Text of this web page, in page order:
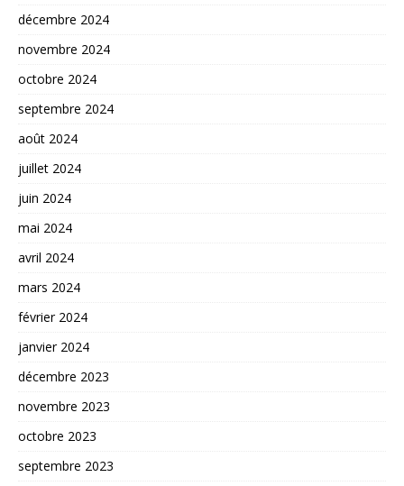
décembre 2024
novembre 2024
octobre 2024
septembre 2024
août 2024
juillet 2024
juin 2024
mai 2024
avril 2024
mars 2024
février 2024
janvier 2024
décembre 2023
novembre 2023
octobre 2023
septembre 2023